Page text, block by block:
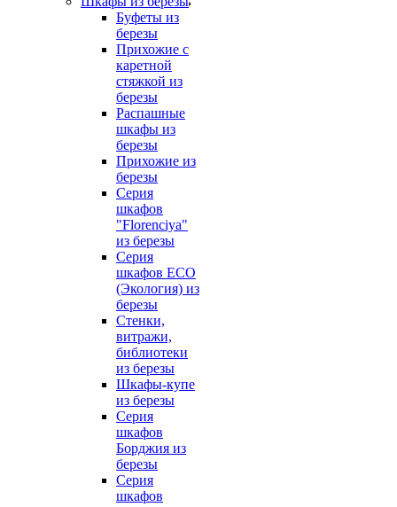
Буфеты из
березы
Прихожие с
каретной
стяжкой из
березы
Распашные
шкафы из
березы
Прихожие из
березы
Серия
шкафов
"Florenciya"
из березы
Серия
шкафов ECO
(Экология) из
березы
Стенки,
витражи,
библиотеки
из березы
Шкафы-купе
из березы
Серия
шкафов
Борджия из
березы
Серия
шкафов